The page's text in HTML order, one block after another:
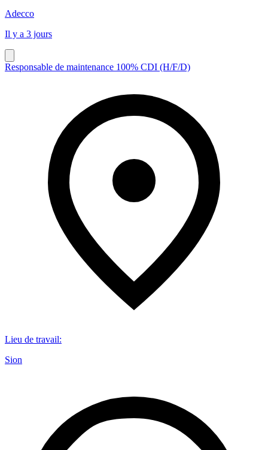
Adecco
Il y a 3 jours
Responsable de maintenance 100% CDI (H/F/D)
Lieu de travail:
Sion